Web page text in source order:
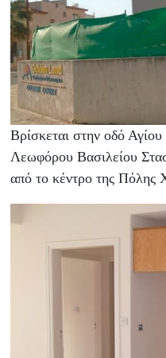
Βρίσκεται στην οδό
Λεωφόρου Βασιλείου
από το κέντρο της Πόλης